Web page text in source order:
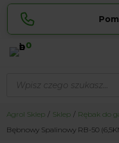
Sylwia
729 856 ...
0
produktów
Agrol Sklep Sklep Rębak do
Bębnowy Spalinowy RB-50